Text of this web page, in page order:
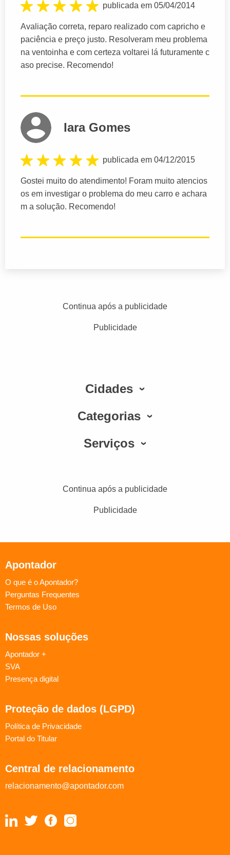
publicada em 05/04/2014
Avaliação correta, reparo realizado com capricho e
paciência e preço justo. Resolveram meu problema
na ventoinha e com certeza voltarei lá futuramente c
aso precise. Recomendo!
Iara Gomes
publicada em 04/12/2015
Gostei muito do atendimento! Foram muito atencios
os em investigar o problema do meu carro e achara
m a solução. Recomendo!
Continua após a publicidade
Publicidade
Cidades
Categorias
Serviços
Continua após a publicidade
Publicidade
Apontador
O que é o Apontador?
Perguntas Frequentes
Termos de Uso
Nossas soluções
Apontador +
SVA
Presença digital
Proteção de dados (LGPD)
Política de Privacidade
Portal do Titular
Central de relacionamento
relacionamento@apontador.com